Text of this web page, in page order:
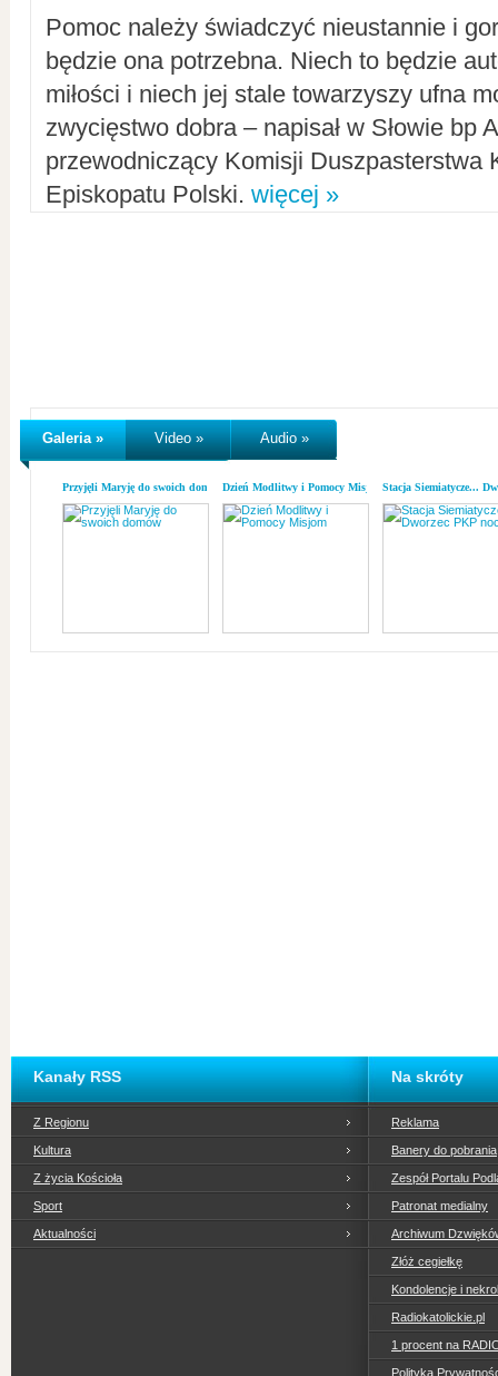
Pomoc należy świadczyć nieustannie i
będzie ona potrzebna. Niech to będzie
miłości i niech jej stale towarzyszy ufna
zwycięstwo dobra – napisał w Słowie bp
przewodniczący Komisji Duszpasterstwa
Episkopatu Polski. więcej »
Galeria » Video » Audio »
Przyjęli Maryję do swoich domówDzień Modlitwy i Pomocy MisjomStacja Siemiatycze...
Kanały RSS
Z Regionu
Kultura
Z życia Kościoła
Sport
Aktualności
Na skróty
Reklama
Banery do pobrania
Zespół Portalu
Patronat medialny
Archiwum
Złóż cegiełkę
Kondolencje i
Radiokatolickie.pl
1 procent na
Polityka